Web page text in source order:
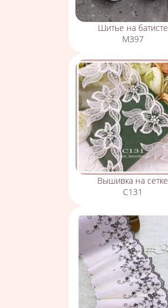
Шитье на батисте
М397
Вышивка на сетке
С131